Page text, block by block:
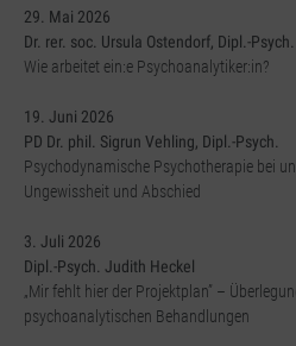
29. Mai 2026
Dr. rer. soc. Ursula Ostendorf, Dipl.-Psych.
Wie arbeitet ein:e Psychoanalytiker:in?
19. Juni 2026
PD Dr. phil. Sigrun Vehling, Dipl.-Psych.
Psychodynamische Psychotherapie bei
Ungewissheit und Abschied
3. Juli 2026
Dipl.-Psych. Judith Heckel
„Mir fehlt hier der Projektplan” –
psychoanalytischen Behandlungen